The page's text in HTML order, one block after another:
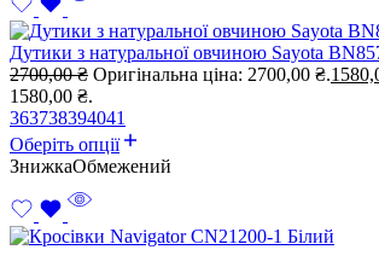
Дутики з натуральної овчиною Sayota
2700,00₴ Оригінальна ціна: 2700,00 ₴.
1580,00 ₴.
363738394041
Оберіть опції
ЗнижкаОбмежений